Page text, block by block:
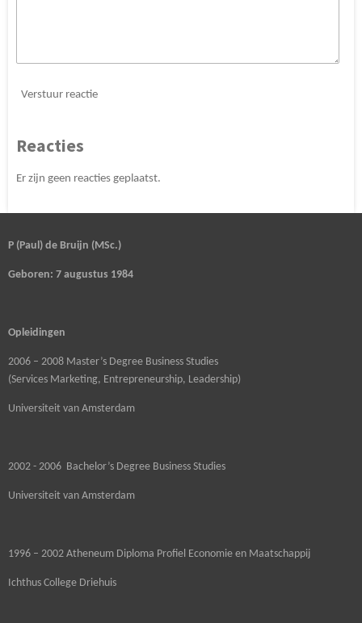
Verstuur reactie
Reacties
Er zijn geen reacties geplaatst.
P (Paul) de Bruijn (MSc.)
Geboren: 7 augustus 1984
Opleidingen
2006 – 2008 Master’s Degree Business Studies
(Services Marketing, Entrepreneurship, Leadership)
Universiteit van Amsterdam
2002 - 2006 Bachelor’s Degree Business Studies
Universiteit van Amsterdam
1996 – 2002 Atheneum Diploma Profiel Economie en Maatschappij
Ichthus College Driehuis